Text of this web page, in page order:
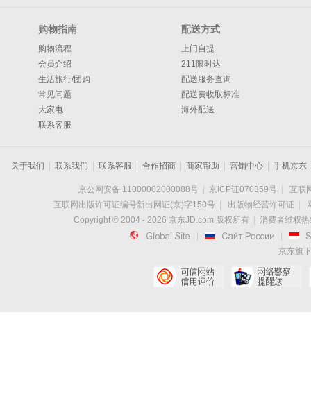
购物指南
购物流程
会员介绍
生活旅行/团购
常见问题
大家电
联系客服
配送方式
上门自提
211限时达
配送服务查询
配送费收取标准
海外配送
关于我们 联系我们 联系客服 合作招商 商家帮助 营销中心 手机京东
京公网安备 11000002000088号 京ICP证070359号
互联
互联网出版许可证编号新出网证(京)字150号
出版物经营许可证
Copyright © 2004 - 2026 京东JD.com 版权所有 消费者维权
 
京东旗